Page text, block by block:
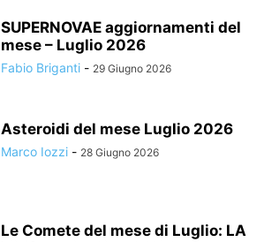
SUPERNOVAE aggiornamenti del
mese – Luglio 2026
Fabio Briganti - 29 Giugno 2026
Asteroidi del mese Luglio 2026
Marco Iozzi - 28 Giugno 2026
Le Comete del mese di Luglio: LA